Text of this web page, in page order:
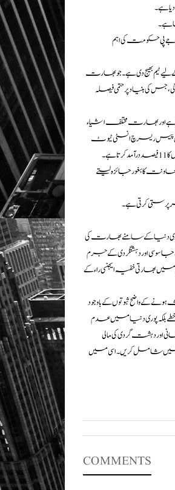
ہے۔
سے منی لانڈرنگ کا عمل بی جے پی حکومت کی اہم
لیے ٹیم بھیج دی ہے۔ جو بھارت
جس کی بنیاد پر حتمی فیصلہ
اور بھارت مختلف اشیاء
پیس ریسرچ انسٹی ٹیوٹ
کابغورجائزہ لیتے
کرتی ہے۔
دنیا کے سامنے بھارت کی
اور دہشتگردی کے جرم
میں بھارتی خفیہ ایجنسی راء کے
کے واضح ثبوتوں کے باوجود
بلکہ پوری دنیا میں عدم
اور دہشت گردی کی مالی
میں شامل کریں۔ اسی میں
COMMENTS